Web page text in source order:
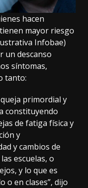
hacen
mayor riesgo
Infobae)
un descanso
síntomas,
tanto:
queja primordial y
constituyendo
de fatiga física y
y
y cambios de
escuelas, o
y lo que es
o en clases”, dijo